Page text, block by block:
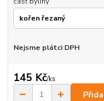
Nejsme plátci DPH
145 Kč/ks